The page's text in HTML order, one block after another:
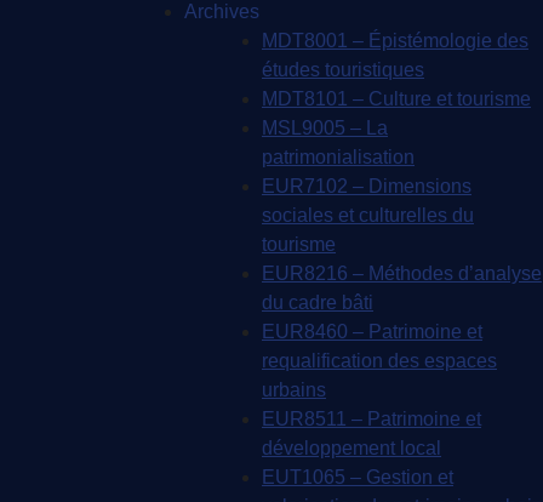
Archives
MDT8001 – Épistémologie des
études touristiques
MDT8101 – Culture et tourisme
MSL9005 – La
patrimonialisation
EUR7102 – Dimensions
sociales et culturelles du
tourisme
EUR8216 – Méthodes d’analyse
du cadre bâti
EUR8460 – Patrimoine et
requalification des espaces
urbains
EUR8511 – Patrimoine et
développement local
EUT1065 – Gestion et